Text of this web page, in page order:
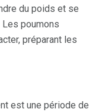
du poids et se
Les poumons
préparant les
est une période de